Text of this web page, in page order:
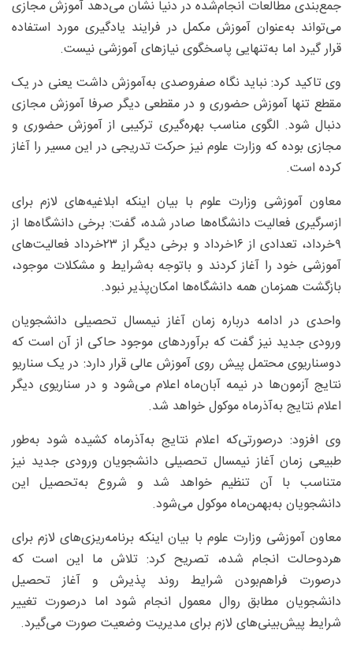
جمع‌بندی مطالعات انجام‌شده در دنیا نشان می‌دهد آموزش مجازی
می‌تواند به‌عنوان آموزش مکمل در فرایند یادگیری مورد استفاده
قرار گیرد اما به‌تنهایی پاسخگوی نیازهای آموزشی نیست.
وی تاکید کرد: نباید نگاه صفروصدی به‌آموزش داشت یعنی در یک
مقطع تنها آموزش حضوری و در مقطعی دیگر صرفا آموزش مجازی
دنبال شود. الگوی مناسب بهره‌گیری ترکیبی از آموزش حضوری و
مجازی بوده که وزارت علوم نیز حرکت تدریجی در این مسیر را آغاز
کرده است.
معاون آموزشی وزارت علوم با بیان اینکه ابلاغیه‌های لازم برای
ازسرگیری فعالیت دانشگاه‌ها صادر شده، گفت: برخی دانشگاه‌ها از
۹خرداد، تعدادی از ۱۶خرداد و برخی دیگر از ۲۳خرداد فعالیت‌های
آموزشی خود را آغاز کردند و باتوجه به‌شرایط و مشکلات موجود،
بازگشت همزمان همه دانشگاه‌ها امکان‌پذیر نبود.
واحدی در ادامه درباره زمان آغاز نیمسال تحصیلی دانشجویان
ورودی جدید نیز گفت که برآوردهای موجود حاکی از آن است که
دوسناریوی محتمل پیش روی آموزش عالی قرار دارد: در یک سناریو
نتایج آزمون‌ها در نیمه آبان‌ماه اعلام می‌شود و در سناریوی دیگر
اعلام نتایج به‌آذرماه موکول خواهد شد.
وی افزود: درصورتی‌که اعلام نتایج به‌آذرماه کشیده شود به‌طور
طبیعی زمان آغاز نیمسال تحصیلی دانشجویان ورودی جدید نیز
متناسب با آن تنظیم خواهد شد و شروع به‌تحصیل این
دانشجویان به‌بهمن‌ماه موکول می‌شود.
معاون آموزشی وزارت علوم با بیان اینکه برنامه‌ریزی‌های لازم برای
هردوحالت انجام شده، تصریح کرد: تلاش ما این است که
درصورت فراهم‌بودن شرایط روند پذیرش و آغاز تحصیل
دانشجویان مطابق روال معمول انجام شود اما درصورت تغییر
شرایط پیش‌بینی‌های لازم برای مدیریت وضعیت صورت می‌گیرد.